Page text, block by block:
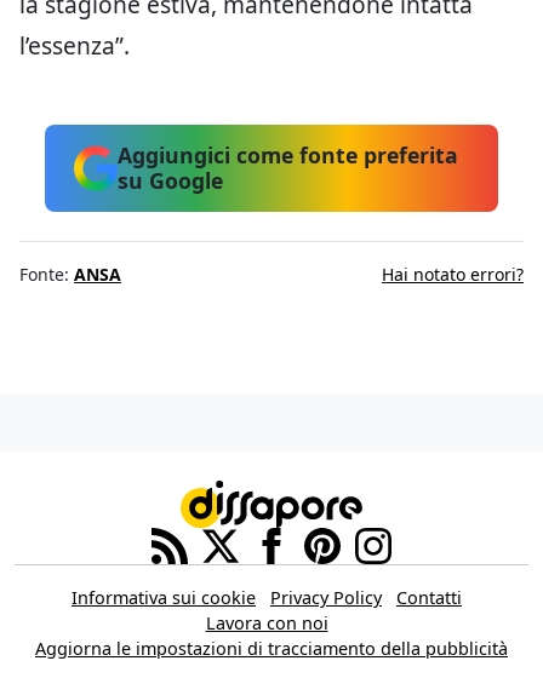
l’essenza”.
Aggiungici come fonte preferita
su Google
Fonte: ANSA Hai notato errori?
Informativa sui cookie Privacy Policy
Contatti
Lavora con noi
Aggiorna le impostazioni di tracciamento della pubblicità